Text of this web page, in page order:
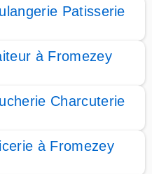
Patisserie
à Fromezey
Charcuterie
à Fromezey